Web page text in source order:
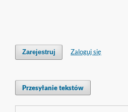
Zarejestruj Zaloguj się
Przesyłanie tekstów